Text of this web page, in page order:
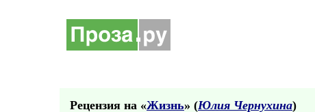
Рецензия на «Жизнь» (Юлия Чернухина)